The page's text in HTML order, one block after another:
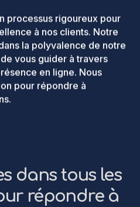
processus rigoureux pour
à nos clients. Notre
la polyvalence de notre
vous guider à travers
en ligne. Nous
pour répondre à
dans tous les
répondre à